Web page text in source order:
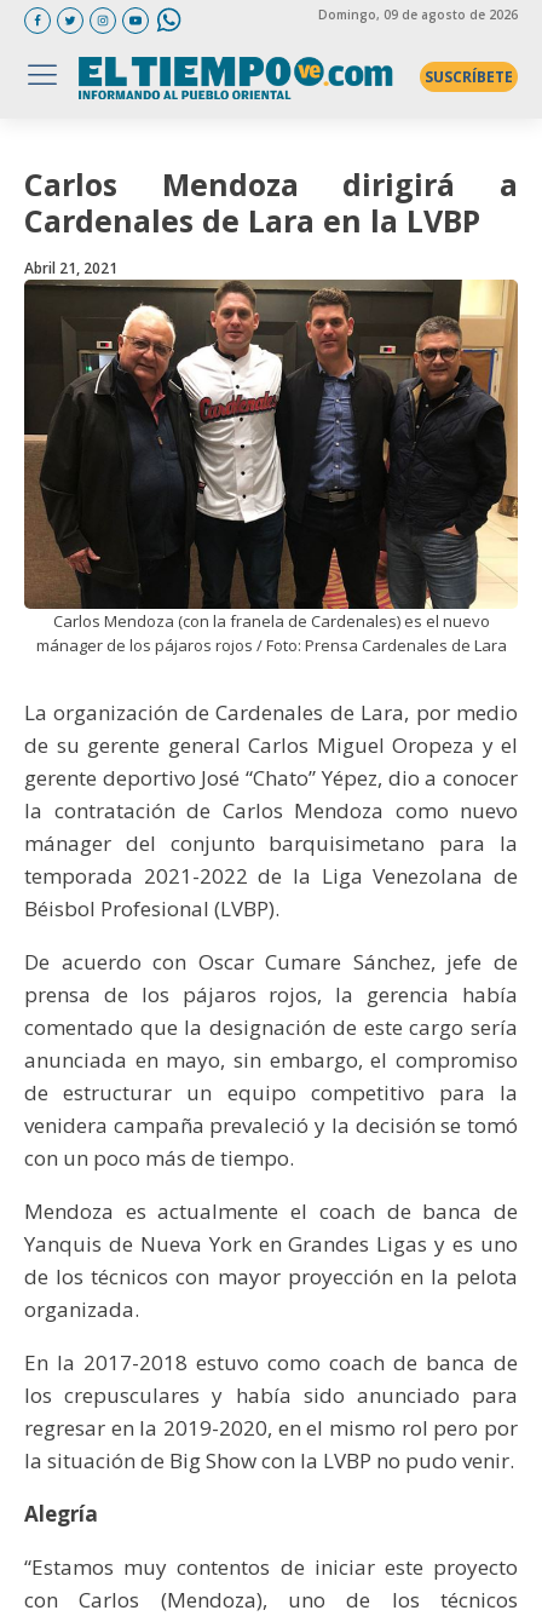
Domingo, 09 de agosto de 2026
SUSCRÍBETE
Carlos Mendoza dirigirá a
Cardenales de Lara en la LVBP
Abril 21, 2021
Carlos Mendoza (con la franela de Cardenales) es el nuevo
mánager de los pájaros rojos / Foto: Prensa Cardenales de Lara
La organización de Cardenales de Lara, por medio
de su gerente general Carlos Miguel Oropeza y el
gerente deportivo José “Chato” Yépez, dio a conocer
la contratación de Carlos Mendoza como nuevo
mánager del conjunto barquisimetano para la
temporada 2021-2022 de la Liga Venezolana de
Béisbol Profesional (LVBP).
De acuerdo con Oscar Cumare Sánchez, jefe de
prensa de los pájaros rojos, la gerencia había
comentado que la designación de este cargo sería
anunciada en mayo, sin embargo, el compromiso
de estructurar un equipo competitivo para la
venidera campaña prevaleció y la decisión se tomó
con un poco más de tiempo.
Mendoza es actualmente el coach de banca de
Yanquis de Nueva York en Grandes Ligas y es uno
de los técnicos con mayor proyección en la pelota
organizada.
En la 2017-2018 estuvo como coach de banca de
los crepusculares y había sido anunciado para
regresar en la 2019-2020, en el mismo rol pero por
la situación de Big Show con la LVBP no pudo venir.
Alegría
“Estamos muy contentos de iniciar este proyecto
con Carlos (Mendoza), uno de los técnicos